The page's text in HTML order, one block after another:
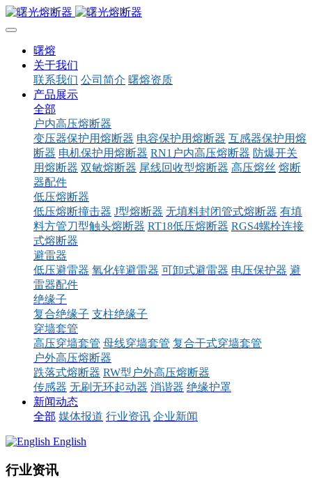
曙熔
关于我们
联系我们 公司简介 曙熔资质
产品展示
全部
户内高压熔断器
变压器保护用熔断器 电容保护用熔断器 互感器保护用熔
断器 电机保护用熔断器 RN1户内高压熔断器 防爆开关
用熔断器 双敏熔断器 尾线回收型熔断器 高压熔丝 熔断
器配件
低压熔断器
低压熔断撞击器 J型熔断器 无填料封闭管式熔断器 有填
料方管刀型触头熔断器 RT18低压熔断器 RGS4螺栓连接
式熔断器
避雷器
低压避雷器 氧化锌避雷器 可卸式避雷器 电压保护器 避
雷器配件
绝缘子
复合绝缘子 支柱绝缘子
穿墙套管
高压穿墙套管 母线穿墙套管 复合干式穿墙套管
户外高压熔断器
跌落式熔断器 RW型户外高压熔断器
传感器 无刷无环起动器 消谐器 绝缘护罩
新闻动态
全部 媒体报道 行业资讯 企业新闻
English
行业资讯